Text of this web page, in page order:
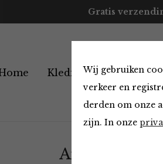
Wij gebruiken
verkeer en
derden om onze
zijn. In onze
Gratis
Kleding